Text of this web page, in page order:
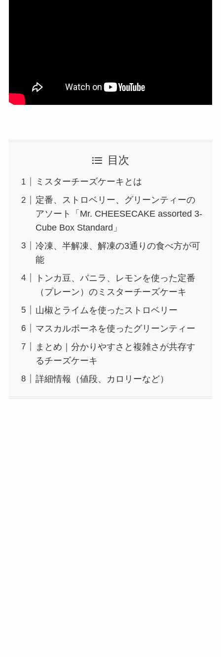
目次
ミスターチーズケーキとは
定番、ストロベリー、グリーンティーの
アソート「Mr. CHEESECAKE assorted 3-
Cube Box Standard」
冷凍、半解凍、解凍の3通りの食べ方が可
能
トンカ豆、バニラ、レモンを使った定番
（プレーン）のミスターチーズケーキ
山椒とライムを使ったストロベリー
マスカルポーネを使ったグリーンティー
まとめ｜分かりやすさと複雑さが共存す
るチーズケーキ
詳細情報（値段、カロリーなど）